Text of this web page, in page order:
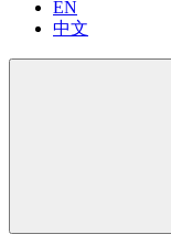
EN
中文